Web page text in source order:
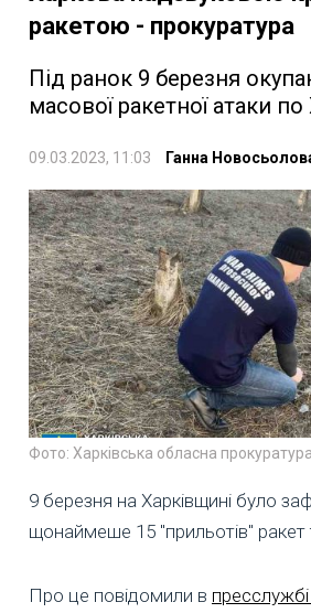
ракетою - прокуратура
Під ранок 9 березня
масової ракетної атаки
09.03.2023, 11:03 Ганна
Фото: Харківська обласна прокуратура
9 березня на Харківщині було
щонаймеше 15 "прильотів" ракет
Про це повідомили в пресслужбі